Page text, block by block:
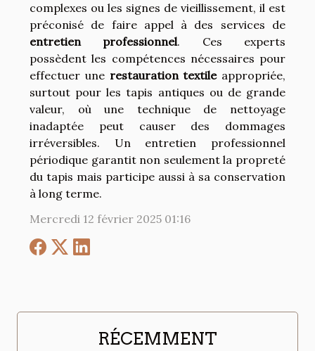
complexes ou les signes de vieillissement, il est
préconisé de faire appel à des services de
entretien professionnel. Ces experts
possèdent les compétences nécessaires pour
effectuer une restauration textileappropriée,
surtout pour les tapis antiques ou de grande
valeur, où une technique de nettoyage
inadaptée peut causer des dommages
irréversibles. Un entretien professionnel
périodique garantit non seulement la propreté
du tapis mais participe aussi à sa conservation
à long terme.
Mercredi 12 février 2025 01:16
RÉCEMMENT